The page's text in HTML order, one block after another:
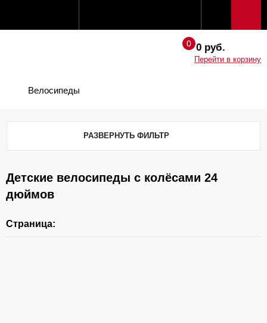
0 руб.
Перейти в корзину
Велосипеды
РАЗВЕРНУТЬ ФИЛЬТР
Детские велосипеды с колёсами 24
дюймов
Страница: